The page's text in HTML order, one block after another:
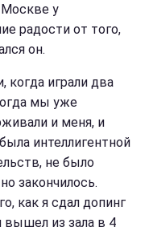
у
радости от того,
он.
когда играли два
мы уже
и меня, и
интеллигентной
не было
закончилось.
как я сдал допинг
вышел из зала в 4